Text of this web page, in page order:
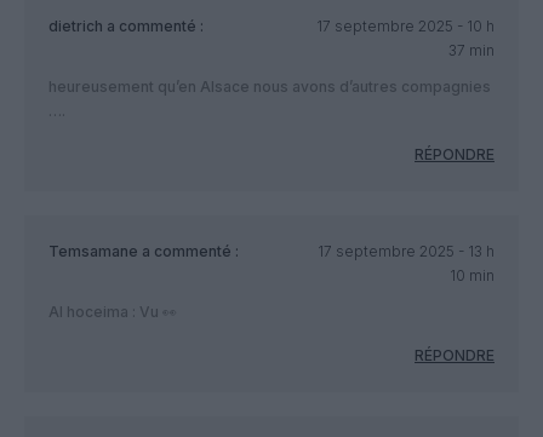
dietrich a commenté :
17 septembre 2025 - 10 h
37 min
heureusement qu’en Alsace nous avons d’autres compagnies
….
RÉPONDRE
Temsamane a commenté :
17 septembre 2025 - 13 h
10 min
Al hoceima : Vu 👀
RÉPONDRE